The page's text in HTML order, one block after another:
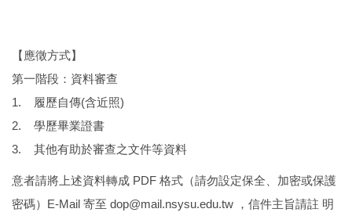
【應徵方式】
第一階段：資料審查
1. 履歷自傳(含近照)
2. 學歷畢業證書
3. 其他有助於審查之文件等資料
意者請將上述資料轉成 PDF 格式（請勿設定保全、加密或保護
密碼）E-Mail 寄至 dop@mail.nsysu.edu.tw ，信件主旨請註 明